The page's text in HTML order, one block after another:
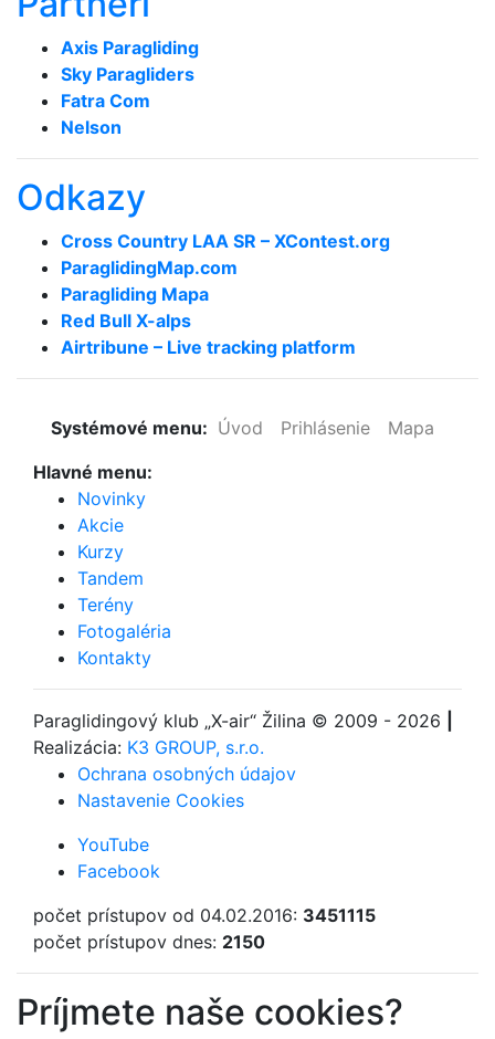
Axis Paragliding
Sky Paragliders
Fatra Com
Nelson
Odkazy
Cross Country LAA SR – XContest.org
ParaglidingMap­.com
Paragliding Mapa
Red Bull X-alps
Airtribune – Live tracking platform
Systémové menu: Úvod Prihlásenie
Mapa
Hlavné menu:
Novinky
Akcie
Kurzy
Tandem
Terény
Fotogaléria
Kontakty
Paraglidingový klub „X-air“ Žilina © 2009 - 2026
Realizácia: K3 GROUP, s.r.o.
Ochrana osobných údajov
Nastavenie Cookies
YouTube
Facebook
počet prístupov od 04.02.2016: 3451115
počet prístupov dnes: 2150
Príjmete naše cookies?